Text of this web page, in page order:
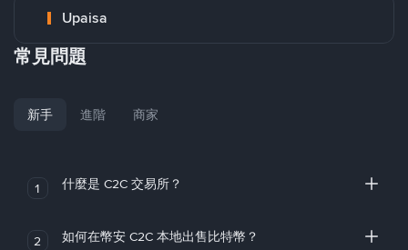
Upaisa
常見問題
新手 進階 商家
1 什麼是 C2C 交易所？
2 如何在幣安 C2C 本地出售比特幣？